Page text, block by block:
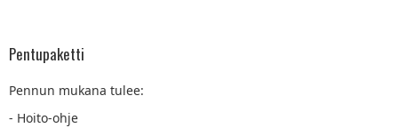
Pentupaketti
Pennun mukana tulee:
- Hoito-ohje